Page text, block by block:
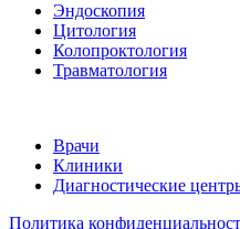
Эндоскопия
Цитология
Колопроктология
Травматология
Врачи
Клиники
Диагностические
Политика